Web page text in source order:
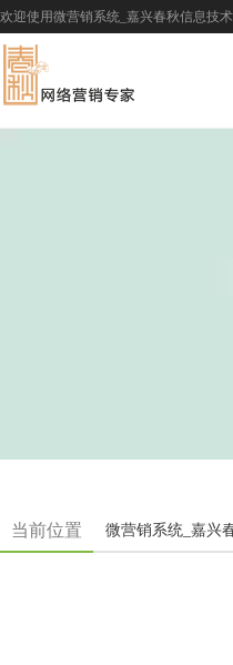
欢迎使用微营销系统_嘉兴春秋信息技
当前位置 微营销系统_嘉兴